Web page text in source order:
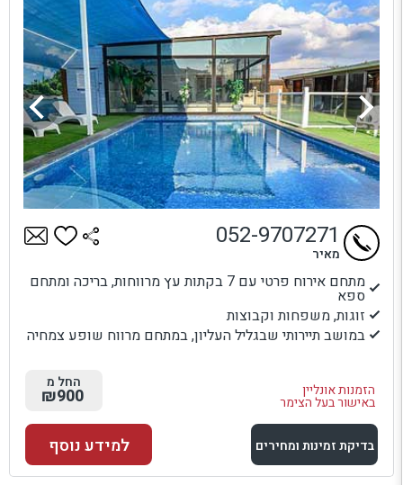
מתחם אירוח פרטי עם 7 בקתות עץ מרווחות, בריכה ומתחם
ספא
זוגות, משפחות וקבוצות
במושב תיירותי שבגליל העליון, במתחם מרווח שופע צמחיה
הזמנות אונליין
באישור בעל הצימר
052-9707271
מאיר
החל מ
₪900
בדיקת זמינות ומחירים למידע נוסף